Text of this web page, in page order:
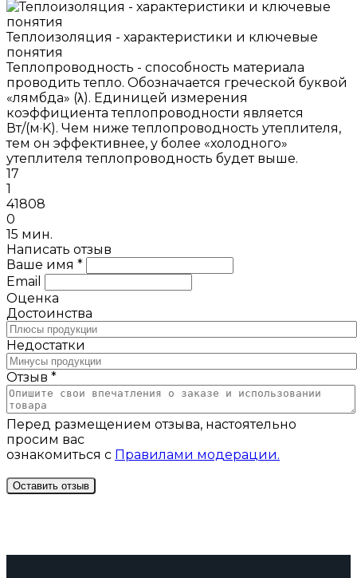
Теплоизоляция - характеристики и ключевые
понятия
Теплопроводность - способность материала
проводить тепло. Обозначается греческой буквой
«лямбда» (λ). Единицей измерения
коэффициента теплопроводности является
Вт/(м·K). Чем ниже теплопроводность утеплителя,
тем он эффективнее, у более «холодного»
утеплителя теплопроводность будет выше.
17
1
41808
0
15 мин.
Написать отзыв
Ваше имя *
Email
Оценка
Достоинства
Недостатки
Отзыв *
Перед размещением отзыва, настоятельно
просим вас
ознакомиться с Правилами модерации.